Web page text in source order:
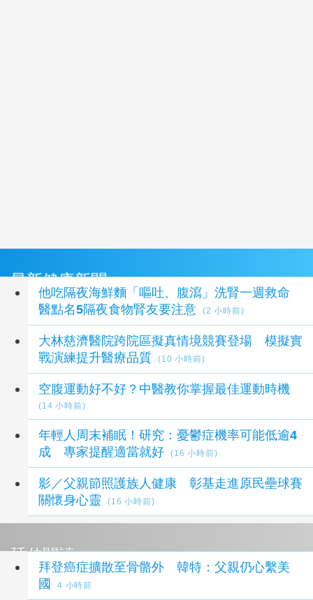
最新健康新聞
他吃隔夜海鮮麵「嘔吐、腹瀉」洗腎一週救命
醫點名5隔夜食物腎友要注意
(2 小時前)
大林慈濟醫院跨院區擬真情境競賽登場 模擬實
戰演練提升醫療品質
(10 小時前)
空腹運動好不好？中醫教你掌握最佳運動時機
(14 小時前)
年輕人周末補眠！研究：憂鬱症機率可能低逾4
成 專家提醒適當就好
(16 小時前)
影／父親節照護族人健康 彰基走進原民壘球賽
關懷身心靈
(16 小時前)
延伸閱讀
拜登癌症擴散至骨骼外 韓特：父親仍心繫美
國
4 小時前